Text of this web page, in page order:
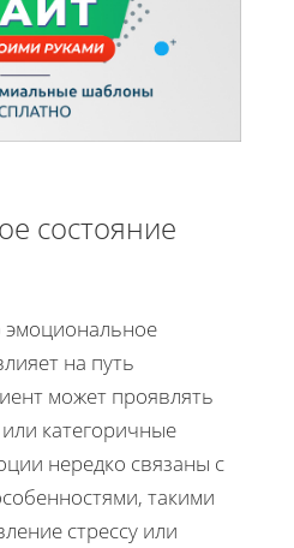
состояние
на путь
может проявлять
категоричные
нередко связаны с
такими
стрессу или